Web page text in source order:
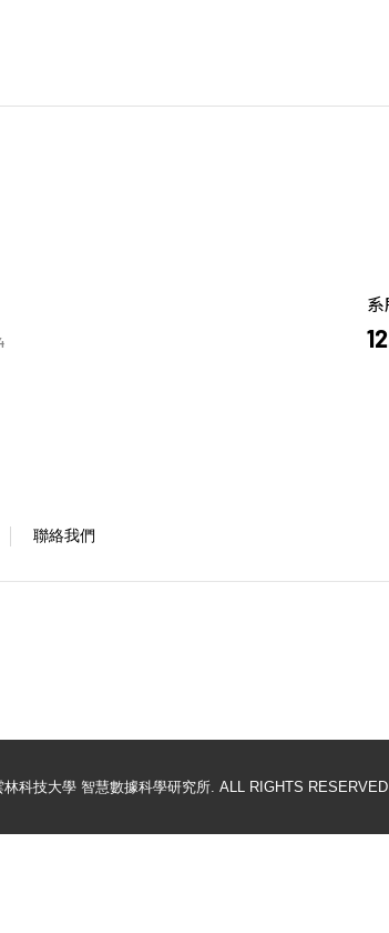
聯絡我們
科技大學 智慧數據科學研究所. ALL RIGHTS RESERVED